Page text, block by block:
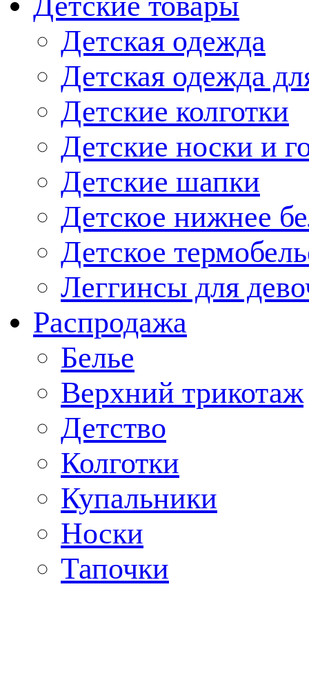
Детская одежда
Детская одежда
Детские колготки
Детские носки и
Детские шапки
Детское нижнее
Детское
Леггинсы для
Распродажа
Белье
Верхний трикотаж
Детство
Колготки
Купальники
Носки
Тапочки